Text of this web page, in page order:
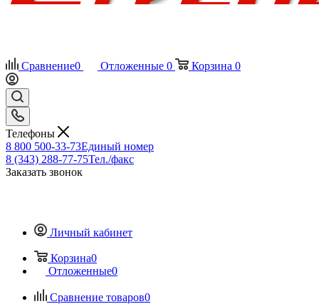
Сравнение0 Отложенные 0 Корзина 0
Телефоны
8 800 500-33-73Единый номер
8 (343) 288-77-75Тел./факс
Заказать звонок
Личный кабинет
Корзина0
Отложенные0
Сравнение товаров0